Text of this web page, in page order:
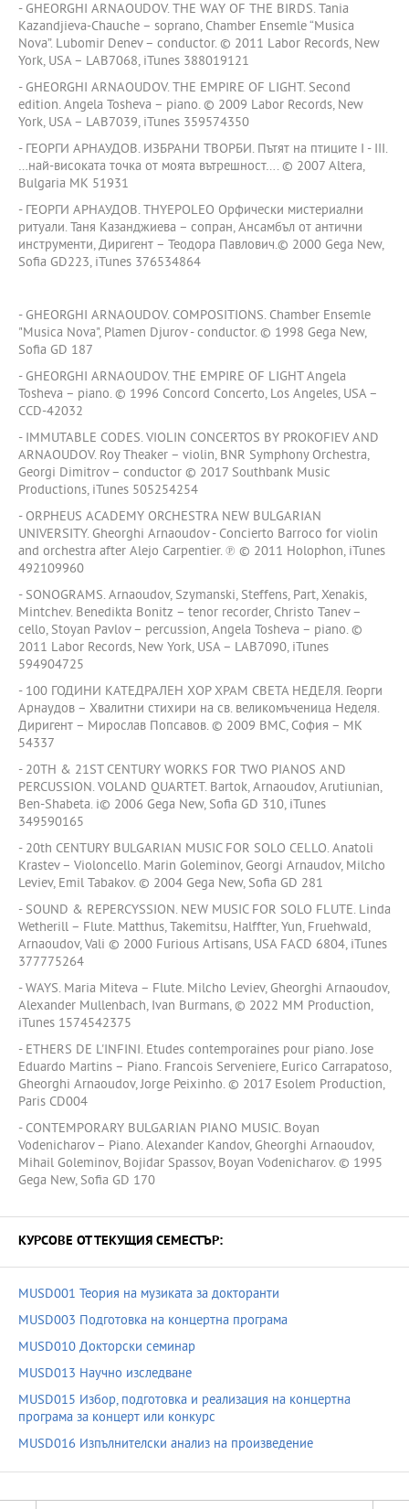
- GHEORGHI ARNAOUDOV. THE WAY OF THE BIRDS. Tania
Kazandjieva-Chauche – soprano, Chamber Ensemle “Musica
Nova”. Lubomir Denev – conductor. © 2011 Labor Records, New
York, USA – LAB7068, iTunes 388019121
- GHEORGHI ARNAOUDOV. THE EMPIRE OF LIGHT. Second
edition. Angela Tosheva – piano. © 2009 Labor Records, New
York, USA – LAB7039, iTunes 359574350
- ГЕОРГИ АРНАУДОВ. ИЗБРАНИ ТВОРБИ. Пътят на птиците I - III.
…най-високата точка от моята вътрешност…. © 2007 Altera,
Bulgaria MK 51931
- ГЕОРГИ АРНАУДОВ. THYEPOLEO Орфически мистериални
ритуали. Таня Казанджиева – сопран, Ансамбъл от антични
инструменти, Диригент – Теодора Павлович.© 2000 Gega New,
Sofia GD223, iTunes 376534864
- GHEORGHI ARNAOUDOV. COMPOSITIONS. Chamber Ensemle
"Musica Nova", Plamen Djurov - conductor. © 1998 Gega New,
Sofia GD 187
- GHEORGHI ARNAOUDOV. THE EMPIRE OF LIGHT Angela
Tosheva – piano. © 1996 Concord Concerto, Los Angeles, USA –
CCD-42032
- IMMUTABLE CODES. VIOLIN CONCERTOS BY PROKOFIEV AND
ARNAOUDOV. Roy Theaker – violin, BNR Symphony Orchestra,
Georgi Dimitrov – conductor © 2017 Southbank Music
Productions, iTunes 505254254
- ORPHEUS ACADEMY ORCHESTRA NEW BULGARIAN
UNIVERSITY. Gheorghi Arnaoudov - Concierto Barroco for violin
and orchestra after Alejo Carpentier. ℗ © 2011 Holophon, iTunes
492109960
- SONOGRAMS. Arnaoudov, Szymanski, Steffens, Part, Xenakis,
Mintchev. Benedikta Bonitz – tenor recorder, Christo Tanev –
cello, Stoyan Pavlov – percussion, Angela Tosheva – piano. ©
2011 Labor Records, New York, USA – LAB7090, iTunes
594904725
- 100 ГОДИНИ КАТЕДРАЛЕН ХОР ХРАМ СВЕТА НЕДЕЛЯ. Георги
Арнаудов – Хвалитни стихири на св. великомъченица Неделя.
Диригент – Мирослав Попсавов. © 2009 BMC, София – МК
54337
- 20TH & 21ST CENTURY WORKS FOR TWO PIANOS AND
PERCUSSION. VOLAND QUARTET. Bartok, Arnaoudov, Arutiunian,
Ben-Shabeta. i© 2006 Gega New, Sofia GD 310, iTunes
349590165
- 20th CENTURY BULGARIAN MUSIC FOR SOLO CELLO. Anatoli
Krastev – Violoncello. Marin Goleminov, Georgi Arnaudov, Milcho
Leviev, Emil Tabakov. © 2004 Gega New, Sofia GD 281
- SOUND & REPERCYSSION. NEW MUSIC FOR SOLO FLUTE. Linda
Wetherill – Flute. Matthus, Takemitsu, Halffter, Yun, Fruehwald,
Arnaoudov, Vali © 2000 Furious Artisans, USA FACD 6804, iTunes
377775264
- WAYS. Maria Miteva – Flute. Milcho Leviev, Gheorghi Arnaoudov,
Alexander Mullenbach, Ivan Burmans, © 2022 MM Production,
iTunes 1574542375
- ETHERS DE L'INFINI. Etudes contemporaines pour piano. Jose
Eduardo Martins – Piano. Francois Serveniere, Eurico Carrapatoso,
Gheorghi Arnaoudov, Jorge Peixinho. © 2017 Esolem Production,
Paris CD004
- CONTEMPORARY BULGARIAN PIANO MUSIC. Boyan
Vodenicharov – Piano. Alexander Kandov, Gheorghi Arnaoudov,
Mihail Goleminov, Bojidar Spassov, Boyan Vodenicharov. © 1995
Gega New, Sofia GD 170
КУРСОВЕ ОТ ТЕКУЩИЯ СЕМЕСТЪР:
MUSD001 Теория на музиката за докторанти
MUSD003 Подготовка на концертна програма
MUSD010 Докторски семинар
MUSD013 Научно изследване
MUSD015 Избор, подготовка и реализация на концертна
програма за концерт или конкурс
MUSD016 Изпълнителски анализ на произведение